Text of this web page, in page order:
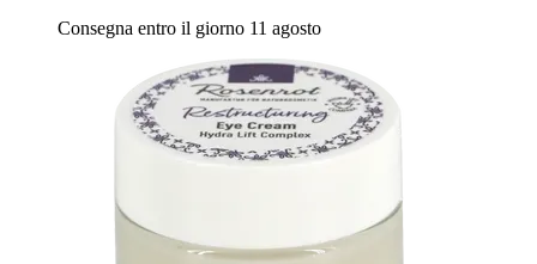
Consegna entro il giorno 11 agosto